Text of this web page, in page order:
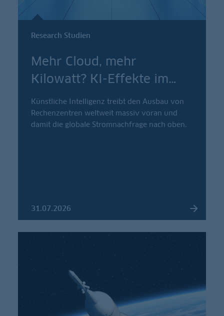
Research Studien
Mehr Cloud, mehr
Kilowatt? KI-Effekte im…
Künstliche Intelligenz treibt den Ausbau von
Rechenzentren weltweit massiv voran und
damit die globale Stromnachfrage nach oben.
31.07.2026